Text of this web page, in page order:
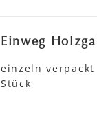
Einweg
einzeln
Stück